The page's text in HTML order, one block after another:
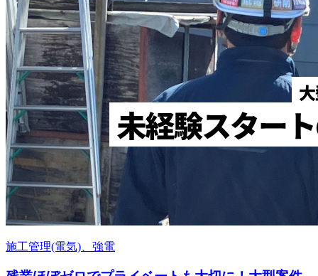
施工管理(電気)、強電